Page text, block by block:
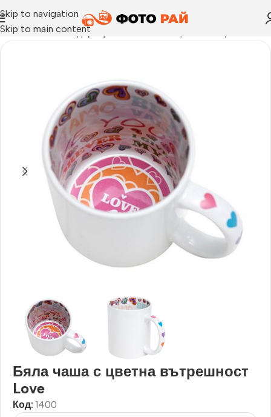
Skip to navigation
Skip to main content
Начало›Фото подаръци
Бяла чаша с цветна вътрешност
Love
Код: 1400